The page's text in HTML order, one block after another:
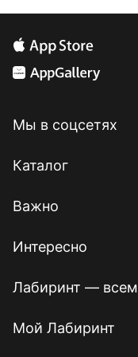
Мы в соцсетях
Каталог
Важно
Интересно
Лабиринт — всем
Мой Лабиринт